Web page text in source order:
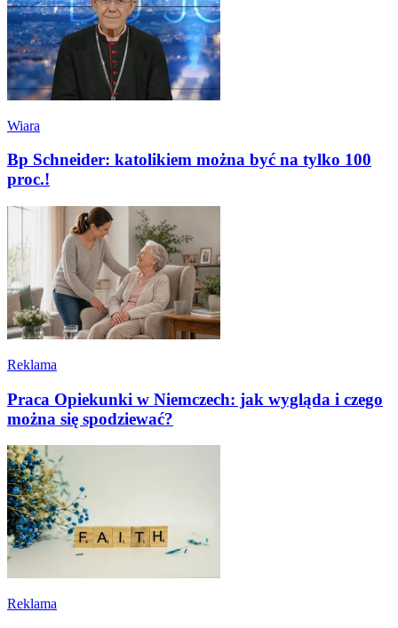
Wiara
Bp Schneider: katolikiem można być na tylko 100
proc.!
Reklama
Praca Opiekunki w Niemczech: jak wygląda i czego
można się spodziewać?
Reklama